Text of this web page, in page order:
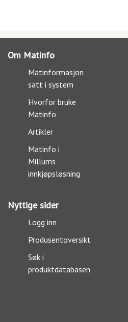
Om Matinfo
Matinformasjon
satt i system
Hvorfor bruke
Matinfo
Artikler
Matinfo i
Millums
innkjøpsløsning
Nyttige sider
Logg inn
Produsentoversikt
Søk i
produktdatabasen